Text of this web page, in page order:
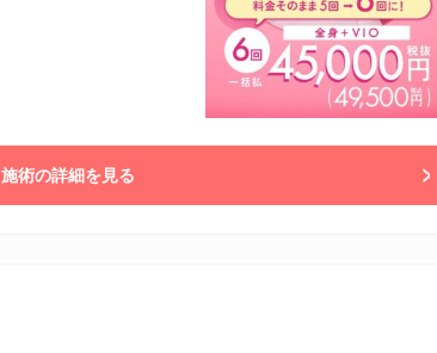
施術の詳細を見る